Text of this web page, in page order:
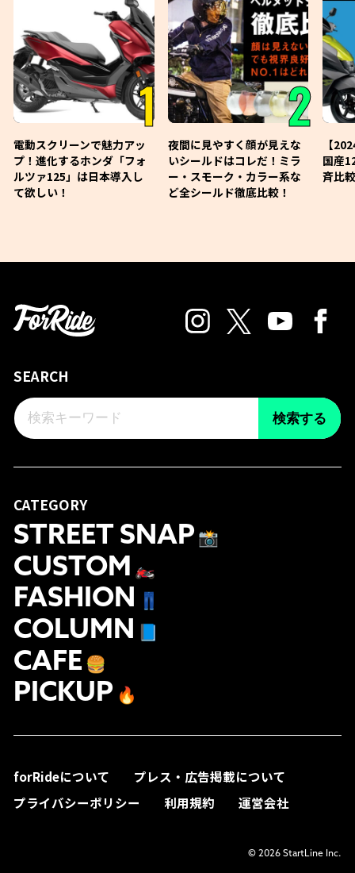
1
電動スクリーンで魅力アッ
プ！進化するホンダ「フォ
ルツァ125」は日本導入し
て欲しい！
2
夜間に見やすく顔が見えな
いシールドはコレだ！ミラ
ー・スモーク・カラー系な
ど全シールド徹底比較！
【
国産
斉比
SEARCH
検索する
CATEGORY
STREET SNAP 📸
CUSTOM 🏍
FASHION 👖
COLUMN
CAFE 🍔
PICKUP 🔥
forRideについて
プレス・広告掲載について
プライバシーポリシー
利用規約 運営会社
© 2026 StartLine Inc.